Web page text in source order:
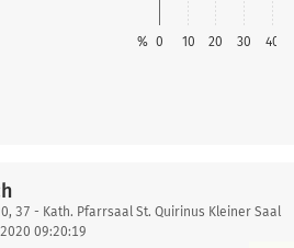
0 10 20 30 40
%
37 - Kath. Pfarrsaal St. Quirinus Kleiner Saal
09:20:19